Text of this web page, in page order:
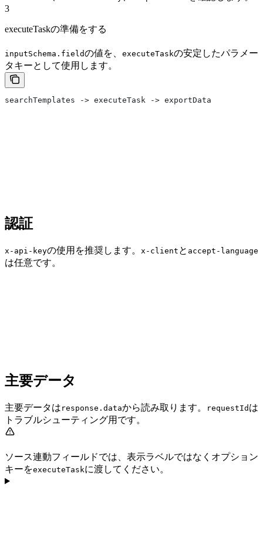
3
executeTaskの準備をする
inputSchema.fieldの値を、 executeTaskの安定したパラメー
タキーとして使用します。
searchTemplates -> executeTask -> exportData
認証
x-api-keyの使用を推奨します。 x-client と accept-language
は任意です。
主要データ
主要データは response.dataから読み取ります。 requestId は
トラブルシューティング用です。
ソース連動フィールドでは、表示ラベルではなくオプション
キーをexecuteTaskに渡してください。